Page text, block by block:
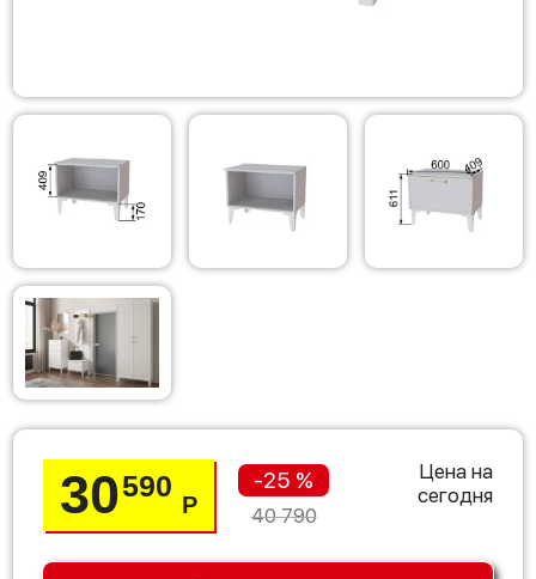
30590
Р
-25 %
40 790
Цена на
сегодня